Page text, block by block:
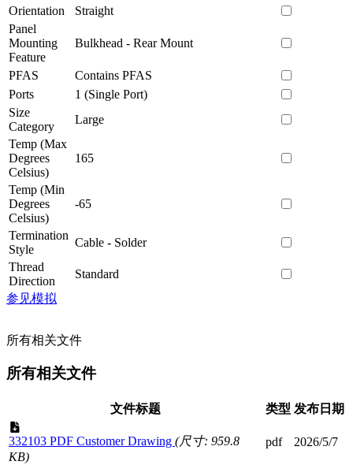
Orientation
Straight
Panel
Mounting
Feature
Bulkhead - Rear Mount
PFAS
Contains PFAS
Ports
1 (Single Port)
Size
Category
Large
Temp (Max
Degrees
Celsius)
165
Temp (Min
Degrees
Celsius)
-65
Termination
Style
Cable - Solder
Thread
Direction
Standard
参见模拟
所有相关文件
所有相关文件
文件标题 类型 发布日期
332103 PDF Customer Drawing (尺寸: 959.8
KB)
pdf 2026/5/7